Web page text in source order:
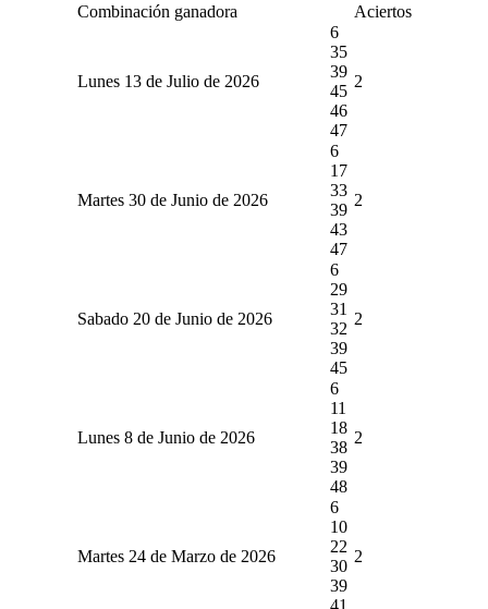
Combinación ganadora Aciertos
Lunes 13 de Julio de 2026
6
35
39
45
46
47
2
Martes 30 de Junio de 2026
6
17
33
39
43
47
2
Sabado 20 de Junio de 2026
6
29
31
32
39
45
2
Lunes 8 de Junio de 2026
6
11
18
38
39
48
2
Martes 24 de Marzo de 2026
6
10
22
30
39
41
2